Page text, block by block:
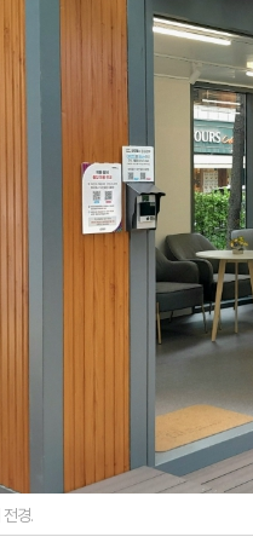
경.